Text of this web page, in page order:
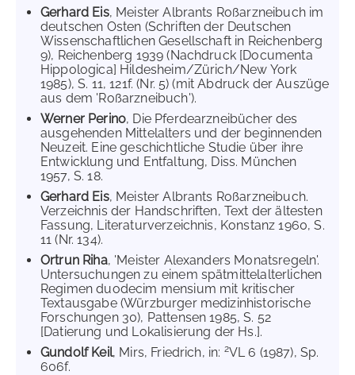
Gerhard Eis, Meister Albrants Roßarzneibuch im
deutschen Osten (Schriften der Deutschen
Wissenschaftlichen Gesellschaft in Reichenberg
9), Reichenberg 1939 (Nachdruck [Documenta
Hippologica] Hildesheim/Zürich/New York
1985), S. 11, 121f. (Nr. 5) (mit Abdruck der Auszüge
aus dem 'Roßarzneibuch').
Werner Perino, Die Pferdearzneibücher des
ausgehenden Mittelalters und der beginnenden
Neuzeit. Eine geschichtliche Studie über ihre
Entwicklung und Entfaltung, Diss. München
1957, S. 18.
Gerhard Eis, Meister Albrants Roßarzneibuch.
Verzeichnis der Handschriften, Text der ältesten
Fassung, Literaturverzeichnis, Konstanz 1960, S.
11 (Nr. 134).
Ortrun Riha, 'Meister Alexanders Monatsregeln'.
Untersuchungen zu einem spätmittelalterlichen
Regimen duodecim mensium mit kritischer
Textausgabe (Würzburger medizinhistorische
Forschungen 30), Pattensen 1985, S. 52
[Datierung und Lokalisierung der Hs.].
Gundolf Keil, Mirs, Friedrich, in: 2VL 6 (1987), Sp.
606f.